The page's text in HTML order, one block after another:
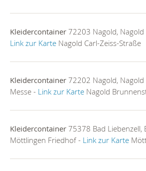
Kleidercontainer 72203 Nagold, Nagold
Link zur Karte Nagold Carl-Zeiss-Straße
Kleidercontainer 72202 Nagold,
Messe - Link zur Karte Nagold
Kleidercontainer 75378 Bad Liebenzell,
Möttlingen Friedhof - Link zur Karte